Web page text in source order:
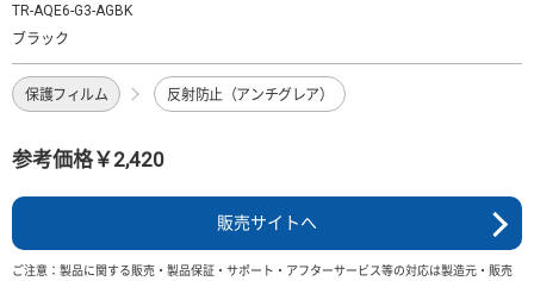
TR-AQE6-G3-AGBK
ブラック
保護フィルム 反射防止（アンチグレア）
参考価格￥2,420
販売サイトへ
ご注意：製品に関する販売・製品保証・サポート・アフターサービス等の対応は製造元・販売